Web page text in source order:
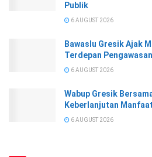
Publik
6 AUGUST 2026
Bawaslu Gresik Ajak
Terdepan
6 AUGUST 2026
Wabup Gresik
Keberlanjutan
6 AUGUST 2026